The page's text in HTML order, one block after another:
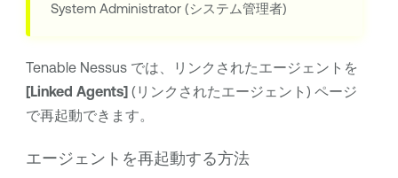
System Administrator (システム管理者)
Tenable Nessusでは、リンクされたエージェントを
[Linked Agents] (リンクされたエージェント) ページ
で再起動できます。
エージェントを再起動する方法